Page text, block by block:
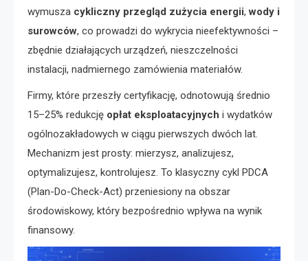
wymusza cykliczny przegląd zużycia energii,wody i
surowców, co prowadzi do wykrycia nieefektywności –
zbędnie działających urządzeń, nieszczelności
instalacji, nadmiernego zamówienia materiałów.
Firmy, które przeszły certyfikację, odnotowują średnio
15–25% redukcję opłat eksploatacyjnych i wydatków
ogólnozakładowych w ciągu pierwszych dwóch lat.
Mechanizm jest prosty: mierzysz, analizujesz,
optymalizujesz, kontrolujesz. To klasyczny cykl PDCA
(Plan-Do-Check-Act) przeniesiony na obszar
środowiskowy, który bezpośrednio wpływa na wynik
finansowy.